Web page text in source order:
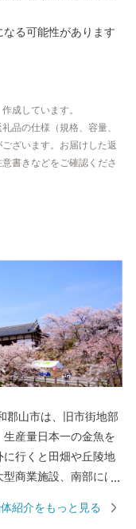
る可能性があります
成しています。
品の仕様（規格、容量、
ざいます。お届けした返
書きなどをご確認くださ
産量日本一の金魚を
行くと田畑や丘陵地
商業施設、南部には
「あふれる夢と希望
紹介をもっと見る